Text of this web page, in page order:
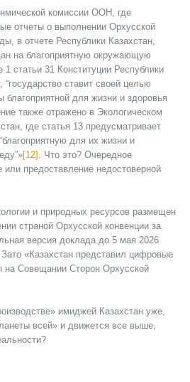
комиссии ООН, где
отчеты о выполнении Орхусской
в отчете Республики Казахстан,
на благоприятную окружающую
1 статьи 31 Конституции Республики
“государство ставит своей целью
для жизни и здоровья
также отражено в Экологическом
где статья 13 предусматривает
для их жизни и
[12] . Что это? Очередное
предоставление недостоверной
и природных ресурсов размещен
страной Орхусской конвенции за
версия доклада до 5 мая 2026
. Зато «Казахстан представил цифровые
на Совещании Сторон Орхусской
имиджей Казахстан уже,
всей» и движется все выше,